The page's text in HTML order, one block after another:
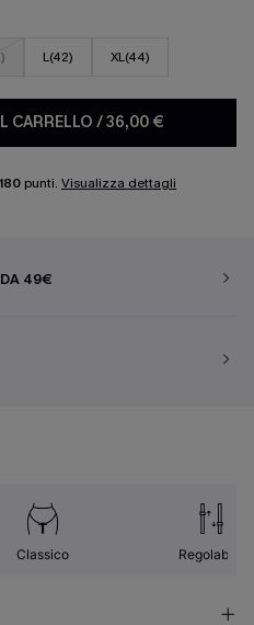
L(42) XL(44)
CARRELLO /36,00 €
180 punti. Visualizza dettagli
49€
Classico Regolabile